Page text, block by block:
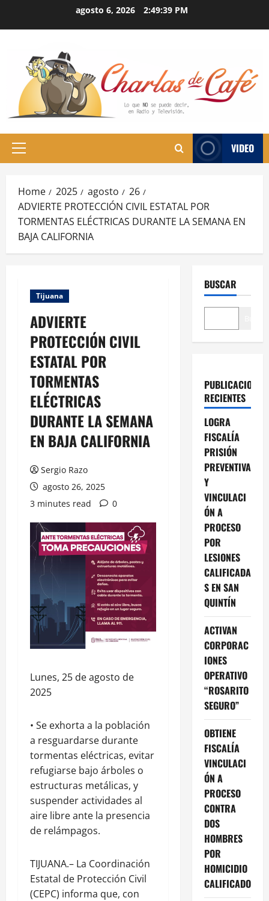
agosto 6, 2026 2:49:40 PM
Primary
VIDEO
Home 2025 agosto
26
ADVIERTE PROTECCIÓN CIVIL ESTATAL POR
TORMENTAS ELÉCTRICAS DURANTE LA SEMANA EN
BAJA CALIFORNIA
Tijuana
ADVIERTE
PROTECCIÓN CIVIL
ESTATAL POR
TORMENTAS
ELÉCTRICAS
DURANTE LA SEMANA
EN BAJA CALIFORNIA
Sergio Razo
agosto 26, 2025
3 minutes read
0
Lunes, 25 de agosto de
2025
• Se exhorta a la población
a resguardarse durante
tormentas eléctricas, evitar
refugiarse bajo árboles o
estructuras metálicas, y
suspender actividades al
aire libre ante la presencia
de relámpagos.
TIJUANA.– La Coordinación
Estatal de Protección Civil
(CEPC) informa que, con
BUSCAR
PUBLICACIONES
RECIENTES
LOGRA
FISCALÍA
PRISIÓN
PREVENTIVA
Y
VINCULACI
ÓN A
PROCESO
POR
LESIONES
CALIFICADA
S EN SAN
QUINTÍN
ACTIVAN
CORPORAC
IONES
OPERATIVO
“ROSARITO
SEGURO”
OBTIENE
FISCALÍA
VINCULACI
ÓN A
PROCESO
CONTRA
DOS
HOMBRES
POR
HOMICIDIO
CALIFICADO